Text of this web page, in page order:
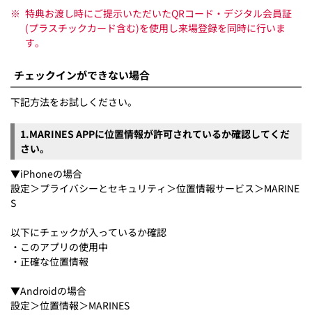
※ 特典お渡し時にご提示いただいたQRコード・デジタル会員証
(プラスチックカード含む)を使用し来場登録を同時に行いま
す。
チェックインができない場合
下記方法をお試しください。
1.MARINES APPに位置情報が許可されているか確認してくだ
さい。
▼iPhoneの場合
設定＞プライバシーとセキュリティ＞位置情報サービス＞MARINE
S
以下にチェックが入っているか確認
・このアプリの使用中
・正確な位置情報
▼Androidの場合
設定＞位置情報＞MARINES